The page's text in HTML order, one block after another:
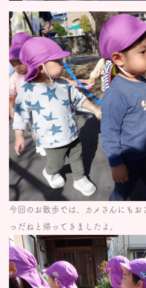
今回のお散歩では、カメさんにも
っだねと帰ってきましたよ。